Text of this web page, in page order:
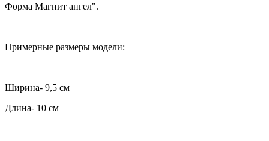
Форма Магнит ангел".
Примерные размеры модели:
Ширина- 9,5 см
Длина- 10 см